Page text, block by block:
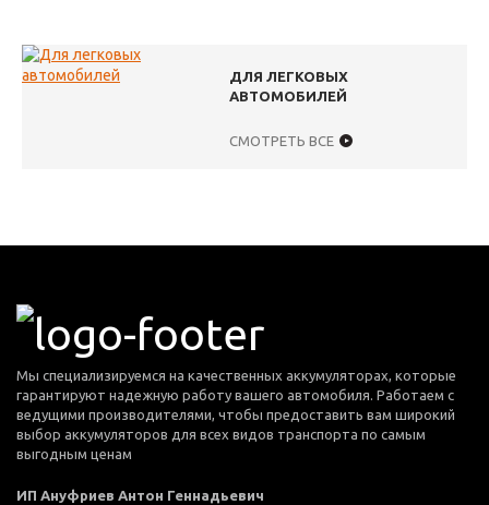
ДЛЯ ЛЕГКОВЫХ
АВТОМОБИЛЕЙ
СМОТРЕТЬ ВСЕ
Мы специализируемся на качественных аккумуляторах, которые
гарантируют надежную работу вашего автомобиля. Работаем с
ведущими производителями, чтобы предоставить вам широкий
выбор аккумуляторов для всех видов транспорта по самым
выгодным ценам
ИП Ануфриев Антон Геннадьевич